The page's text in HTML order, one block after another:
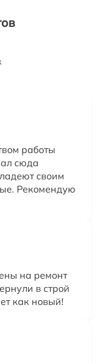
работы
сюда
своим
Рекомендую
на ремонт
в строй
как новый!